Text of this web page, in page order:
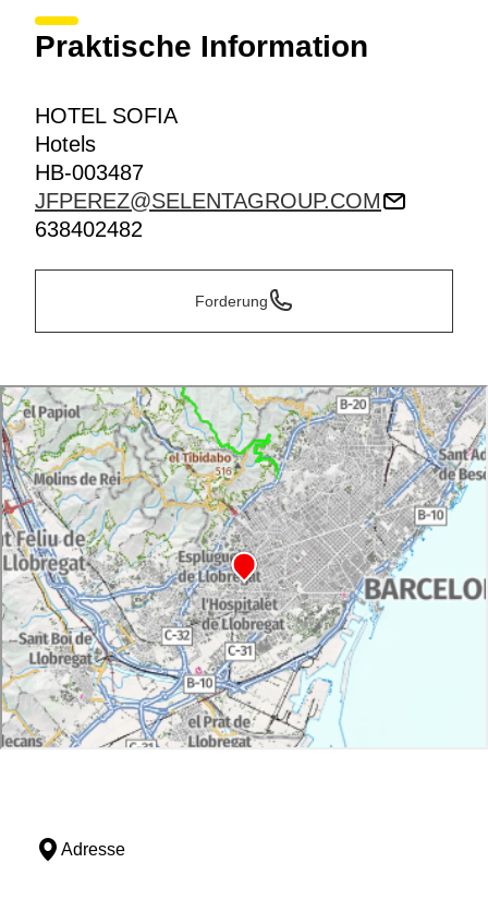
Praktische Information
HOTEL SOFIA
Hotels
HB-003487
JFPEREZ@SELENTAGROUP.COM
638402482
Forderung
Adresse